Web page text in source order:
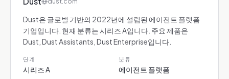
Dust은 글로벌 기반의 2022년에 설립된 에이전트 플랫폼
기업입니다. 현재 분류는 시리즈 A입니다. 주요 제품은
Dust, Dust Assistants, Dust Enterprise입니다.
단계
시리즈 A
분류
에이전트 플랫폼